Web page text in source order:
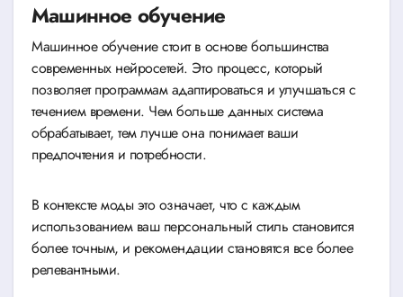
Машинное обучение
Машинное обучение стоит в основе большинства
современных нейросетей. Это процесс, который
позволяет программам адаптироваться и улучшаться с
течением времени. Чем больше данных система
обрабатывает, тем лучше она понимает ваши
предпочтения и потребности.
В контексте моды это означает, что с каждым
использованием ваш персональный стиль становится
более точным, и рекомендации становятся все более
релевантными.